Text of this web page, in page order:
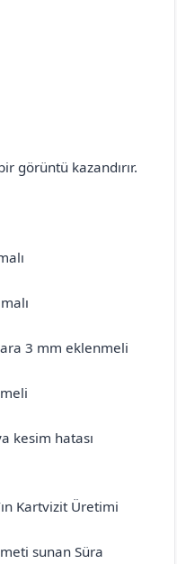
görüntü kazandırır.
3 mm eklenmeli
kesim hatası
Kartvizit Üretimi
sunan Süra